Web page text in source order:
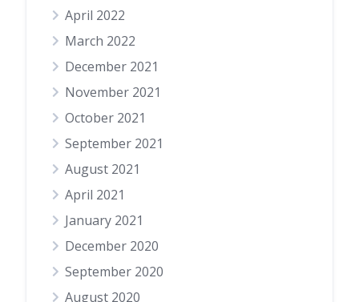
April 2022
March 2022
December 2021
November 2021
October 2021
September 2021
August 2021
April 2021
January 2021
December 2020
September 2020
August 2020